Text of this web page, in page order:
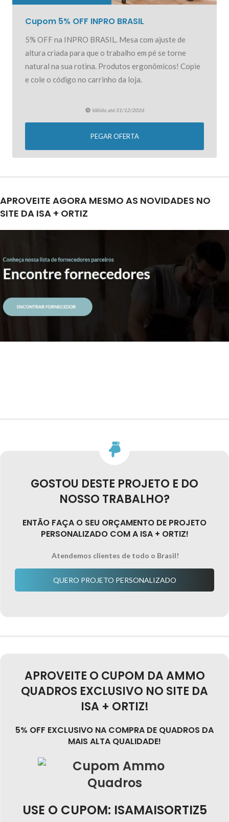
Cupom 5% OFF INPRO BRASIL
5% OFF na INPRO BRASIL. Mesa com ajuste de
altura criada para que o trabalho em pé se torne
natural na sua rotina. Produtos ergonômicos! Copie
e cole o código no carrinho da loja.
Válido até 31/12/2026
PEGAR OFERTA
APROVEITE AGORA MESMO AS NOVIDADES NO
SITE DA ISA + ORTIZ
GOSTOU DESTE PROJETO E DO
NOSSO TRABALHO?
ENTÃO FAÇA O SEU ORÇAMENTO DE PROJETO
PERSONALIZADO COM A ISA + ORTIZ!
Atendemos clientes de todo o Brasil!
QUERO PROJETO PERSONALIZADO
APROVEITE O CUPOM DA AMMO
QUADROS EXCLUSIVO NO SITE DA
ISA + ORTIZ!
5% OFF EXCLUSIVO NA COMPRA DE QUADROS DA
MAIS ALTA QUALIDADE!
USE O CUPOM: ISAMAISORTIZ5